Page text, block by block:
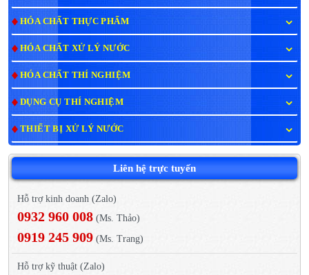
HÓA CHẤT THỰC PHẨM
HÓA CHẤT XỬ LÝ NƯỚC
HÓA CHẤT THÍ NGHIỆM
DỤNG CỤ THÍ NGHIỆM
THIẾT BỊ XỬ LÝ NƯỚC
Liên hệ trực tuyến
Hỗ trợ kinh doanh (Zalo)
0932 960 008 (Ms. Thảo)
0919 245 909 (Ms. Trang)
Hỗ trợ kỹ thuật (Zalo)